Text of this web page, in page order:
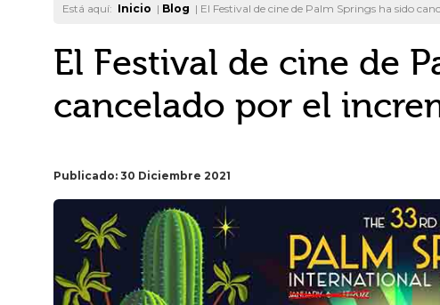
Está aquí: Inicio | Blog | El Festival de cine de Palm Springs ha sido
El Festival de cine de
cancelado por el
Publicado: 30 Diciembre 2021